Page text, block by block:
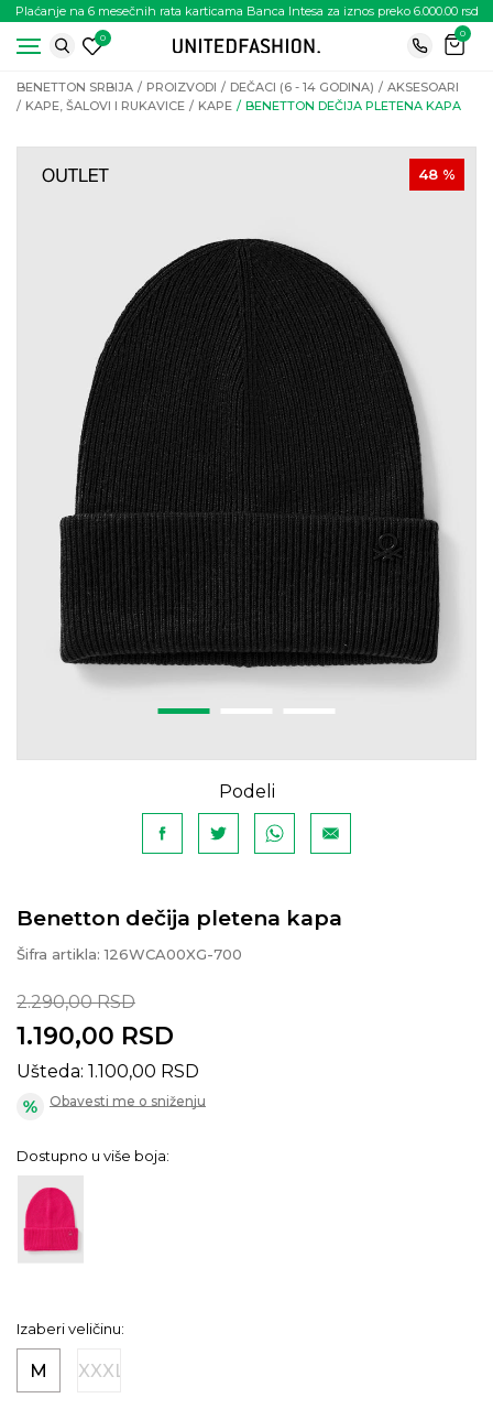
Plaćanje na 6 mesečnih rata karticama Banca Intesa za iznos preko 6.000.00 rsd
0
0
BENETTON SRBIJA PROIZVODI DEČACI (6 - 14 GODINA)
AKSESOARI
KAPE, ŠALOVI I RUKAVICE
KAPE BENETTON DEČIJA PLETENA KAPA
48 %
Podeli
Benetton dečija pletena kapa
Šifra artikla:126WCA00XG-700
2.290,00 RSD
1.190,00 RSD
Ušteda: 1.100,00 RSD
Obavesti me o sniženju
Dostupno u više boja:
Izaberi veličinu:
M XXXL